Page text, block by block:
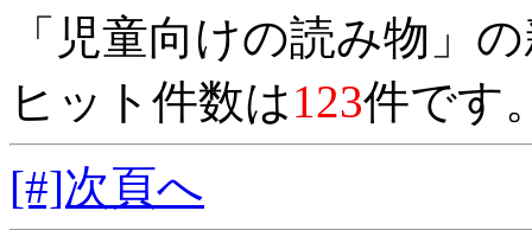
「児童向けの読み物」
ヒット件数は123件です
[#]次頁へ